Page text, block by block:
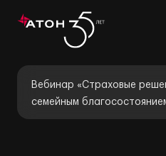
Вебинар «Страховые
семейным